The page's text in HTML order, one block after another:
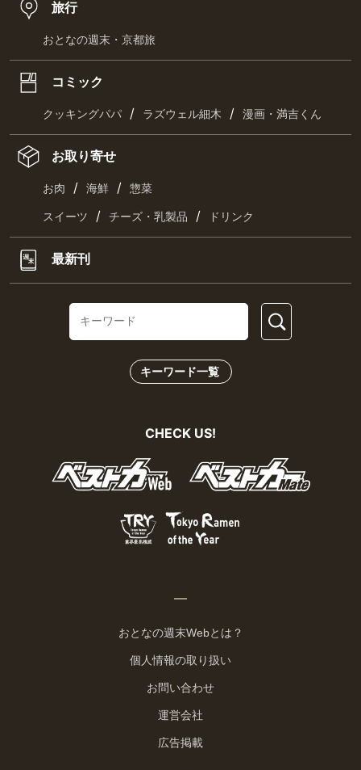
旅行
おとなの週末・京都旅
コミック
クッキングパパ / ラズウェル細木 / 漫画・満吉くん
お取り寄せ
お肉 / 海鮮 / 惣菜
スイーツ / チーズ・乳製品 / ドリンク
最新刊
キーワード一覧
CHECK US!
おとなの週末Webとは？
個人情報の取り扱い
お問い合わせ
運営会社
広告掲載